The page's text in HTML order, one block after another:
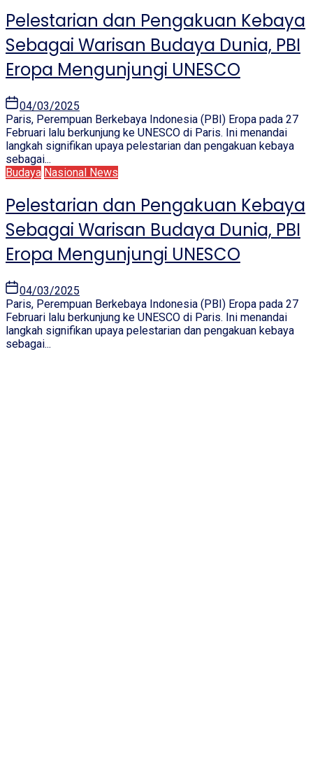
Pelestarian dan Pengakuan Kebaya
Sebagai Warisan Budaya Dunia, PBI
Eropa Mengunjungi UNESCO
04/03/2025
Paris, Perempuan Berkebaya Indonesia (PBI) Eropa pada 27
Februari lalu berkunjung ke UNESCO di Paris. Ini menandai
langkah signifikan upaya pelestarian dan pengakuan kebaya
sebagai...
Budaya Nasional News
Pelestarian dan Pengakuan Kebaya
Sebagai Warisan Budaya Dunia, PBI
Eropa Mengunjungi UNESCO
04/03/2025
Paris, Perempuan Berkebaya Indonesia (PBI) Eropa pada 27
Februari lalu berkunjung ke UNESCO di Paris. Ini menandai
langkah signifikan upaya pelestarian dan pengakuan kebaya
sebagai...